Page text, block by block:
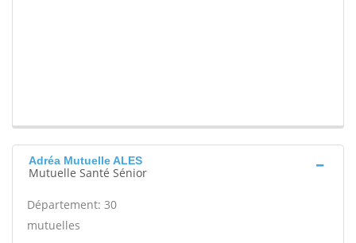
Adréa Mutuelle ALES
Mutuelle Santé Sénior
Département: 30
mutuelles